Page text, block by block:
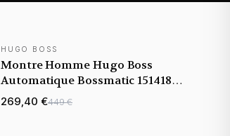
NOUVEAUTÉ
HUGO BOSS
Montre Homme Hugo Boss
Automatique Bossmatic 1514180
bicolore bracelet maillons acier
269,40 €449 €